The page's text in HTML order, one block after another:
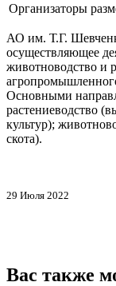
Организаторы
АО им. Т.Г.
осуществляющее
животноводство и
Основными
растениеводство
культур);
скота).
29 Июля 2022
Вас также